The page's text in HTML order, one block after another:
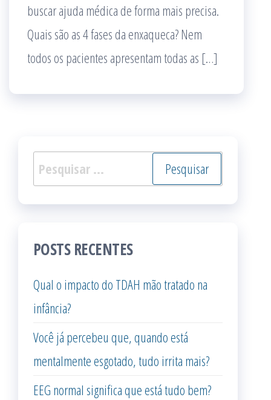
buscar ajuda médica de forma mais precisa.
Quais são as 4 fases da enxaqueca? Nem
todos os pacientes apresentam todas as […]
Pesquisar
por:
POSTS RECENTES
Qual o impacto do TDAH mão tratado na
infância?
Você já percebeu que, quando está
mentalmente esgotado, tudo irrita mais?
EEG normal significa que está tudo bem?